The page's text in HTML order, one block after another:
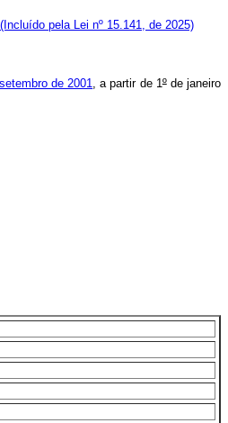
(Incluído pela Lei nº 15.141, de 2025)
de 2001, a partir de 1ºde janeiro